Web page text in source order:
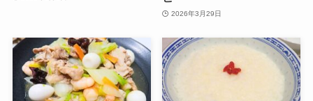
2026年3月29日